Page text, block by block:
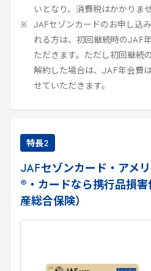
いとなり、消費税はかかりませ
JAFセゾンカードのお申し込
れる方は、初回継続時のJAF
ただきます。ただし初回継続
解約した場合は、 JAF年会費
せていただきます。
特長2
JAFセゾンカード・アメ
®・カードなら携行品損
産総合保険）